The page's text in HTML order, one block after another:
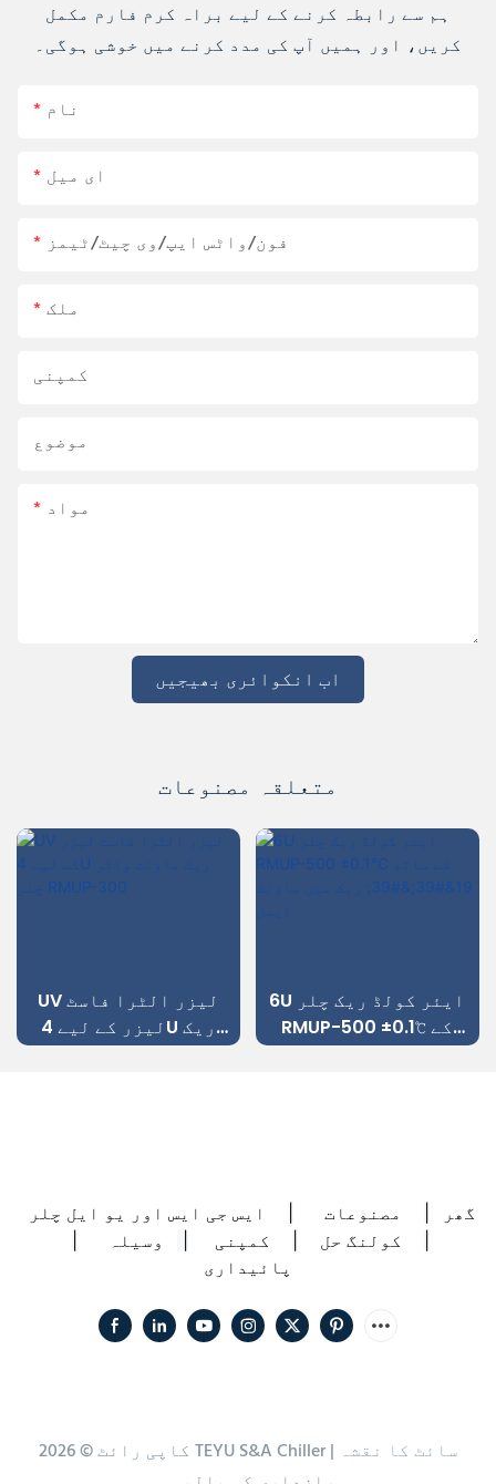
ہم سے رابطہ کرنے کے لیے براہ کرم فارم مکمل
کریں، اور ہمیں آپ کی مدد کرنے میں خوشی ہوگی۔
نام
ای میل
فون/واٹس ایپ/وی چیٹ/ٹیمز
ملک
کمپنی
موضوع
مواد
اب انکوائری بھیجیں
متعلقہ مصنوعات
UV لیزر الٹرا فاسٹ
لیزر کے لیے 4U ریک
ماؤنٹ واٹر چلر RMUP-
6U ایئر کولڈ ریک چلر
RMUP-500 ±0.1℃ کے
ساتھ 19'' ریک میں ماؤنٹ
گھر مصنوعات ایس جی ایس اور یو ایل چلر
کولنگ حل کمپنی وسیلہ
پائیداری
کاپی رائٹ © 2026 TEYU S&A Chiller | سائٹ کا نقشہ